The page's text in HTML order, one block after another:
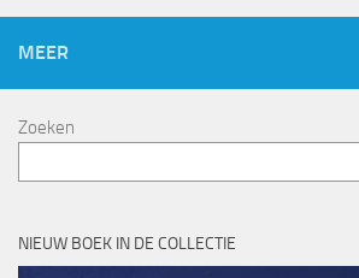
MEER
Zoeken
NIEUW BOEK IN DE COLLECTIE